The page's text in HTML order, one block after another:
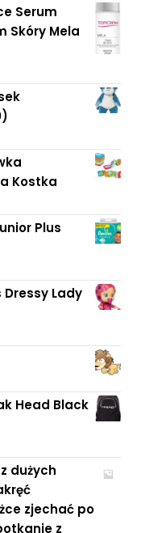
Serum
Skóry Mela
Kostka
Plus
Lady
Head Black
dużych
zjechać po
z